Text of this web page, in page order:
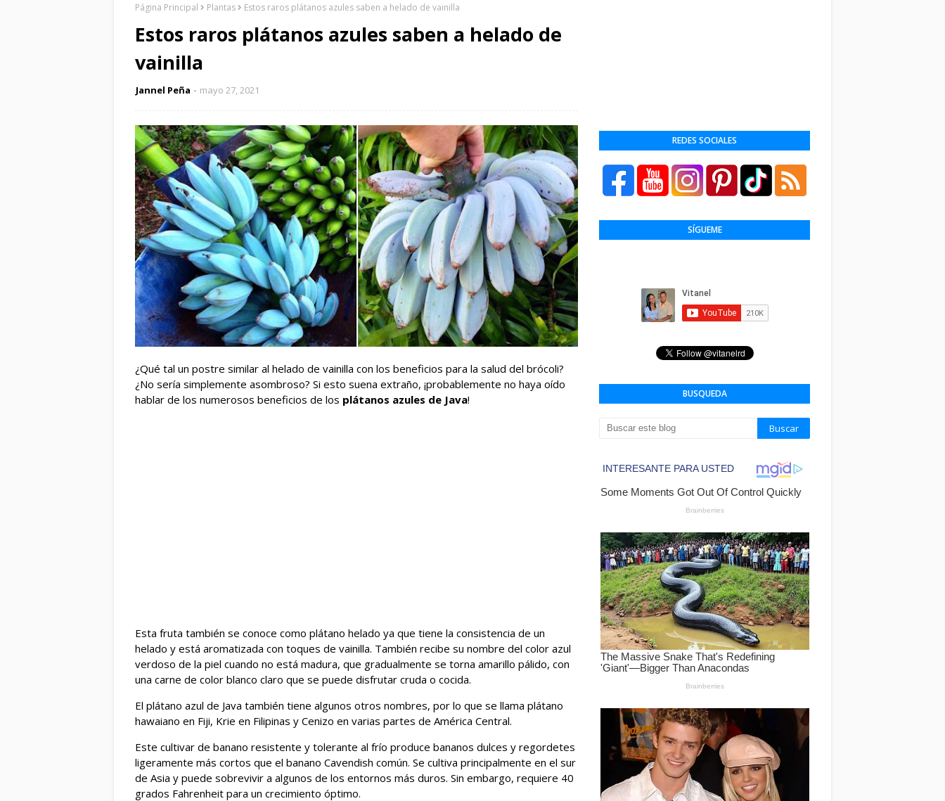
Página Principal Plantas Estos raros plátanos azules saben a helado de vainilla
Estos raros plátanos azules saben a helado de
vainilla
Jannel Peña mayo 27, 2021
¿Qué tal un postre similar al helado de vainilla con los beneficios para la salud del brócoli?
¿No sería simplemente asombroso? Si esto suena extraño, ¡probablemente no haya oído
hablar de los numerosos beneficios de los plátanos azules de Java!
Esta fruta también se conoce como plátano helado ya que tiene la consistencia de un
helado y está aromatizada con toques de vainilla. También recibe su nombre del color azul
verdoso de la piel cuando no está madura, que gradualmente se torna amarillo pálido, con
una carne de color blanco claro que se puede disfrutar cruda o cocida.
El plátano azul de Java también tiene algunos otros nombres, por lo que se llama plátano
hawaiano en Fiji, Krie en Filipinas y Cenizo en varias partes de América Central.
Este cultivar de banano resistente y tolerante al frío produce bananos dulces y regordetes
ligeramente más cortos que el banano Cavendish común. Se cultiva principalmente en el sur
de Asia y puede sobrevivir a algunos de los entornos más duros. Sin embargo, requiere 40
grados Fahrenheit para un crecimiento óptimo.
REDES SOCIALES
SÍGUEME
BUSQUEDA